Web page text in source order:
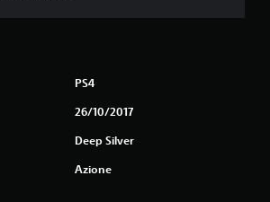
PS4
26/10/2017
Deep Silver
Azione